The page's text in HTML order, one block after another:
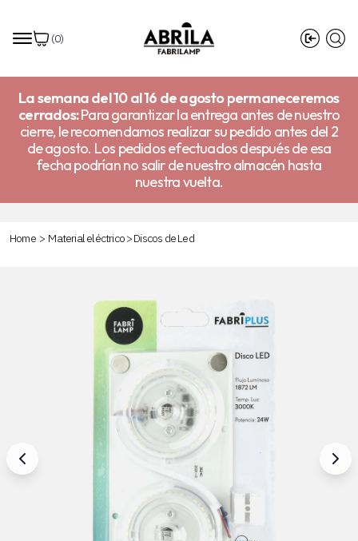
(0)
La semana del 10 al 16 de agosto permaneceremos
cerrados:Para garantizar la entrega antes de nuestro
cierre, le recomendamos realizar su pedido antes del 2
de agosto. Los pedidos efectuados después de esa
fecha podrían no salir de nuestro almacén hasta
nuestra vuelta.
Home > Material eléctrico>Discos de Led